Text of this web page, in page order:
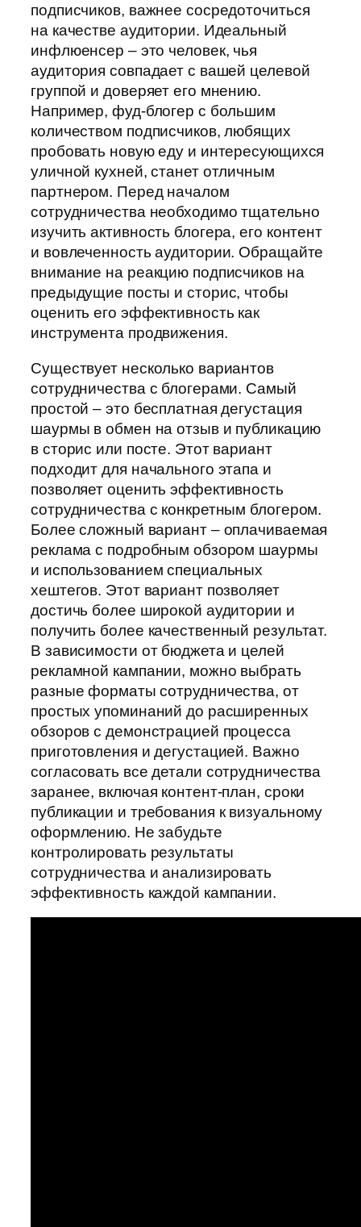
подписчиков, важнее сосредоточиться
на качестве аудитории. Идеальный
инфлюенсер – это человек, чья
аудитория совпадает с вашей целевой
группой и доверяет его мнению.
Например, фуд-блогер с большим
количеством подписчиков, любящих
пробовать новую еду и интересующихся
уличной кухней, станет отличным
партнером. Перед началом
сотрудничества необходимо тщательно
изучить активность блогера, его контент
и вовлеченность аудитории. Обращайте
внимание на реакцию подписчиков на
предыдущие посты и сторис, чтобы
оценить его эффективность как
инструмента продвижения.
Существует несколько вариантов
сотрудничества с блогерами. Самый
простой – это бесплатная дегустация
шаурмы в обмен на отзыв и публикацию
в сторис или посте. Этот вариант
подходит для начального этапа и
позволяет оценить эффективность
сотрудничества с конкретным блогером.
Более сложный вариант – оплачиваемая
реклама с подробным обзором шаурмы
и использованием специальных
хештегов. Этот вариант позволяет
достичь более широкой аудитории и
получить более качественный результат.
В зависимости от бюджета и целей
рекламной кампании, можно выбрать
разные форматы сотрудничества, от
простых упоминаний до расширенных
обзоров с демонстрацией процесса
приготовления и дегустацией. Важно
согласовать все детали сотрудничества
заранее, включая контент-план, сроки
публикации и требования к визуальному
оформлению. Не забудьте
контролировать результаты
сотрудничества и анализировать
эффективность каждой кампании.